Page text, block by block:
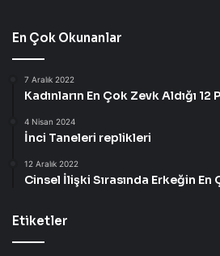
En Çok Okunanlar
7 Aralık 2022
Kadınların En Çok Zevk Aldığı 12
4 Nisan 2024
İnci Taneleri replikleri
12 Aralık 2022
Cinsel İlişki Sırasında Erkeğin En
Etiketler